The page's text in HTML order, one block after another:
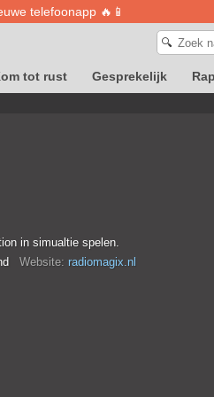
telefoonapp 🔥📱
🔍
tot rust Gesprekelijk
in simualtie spelen.
Website: radiomagix.nl